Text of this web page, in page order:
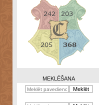
Zināšanu
MEKLĒŠANA